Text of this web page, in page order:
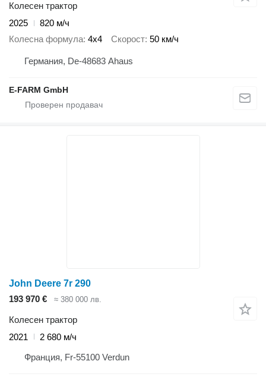
Колесен трактор
2025
820 м/ч
Колесна формула 4x4 Скорост 50 км/ч
Германия, De-48683 Ahaus
E-FARM GmbH
John Deere 7r 290
193 970 €
≈ 380 000 лв.
Колесен трактор
2021
2 680 м/ч
Франция, Fr-55100 Verdun